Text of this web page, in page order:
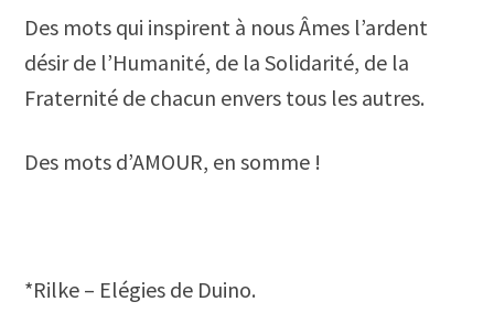
Des mots qui inspirent à nous Âmes l’ardent
désir de l’Humanité, de la Solidarité, de la
Fraternité de chacun envers tous les autres.
Des mots d’AMOUR, en somme !
*Rilke – Elégies de Duino.